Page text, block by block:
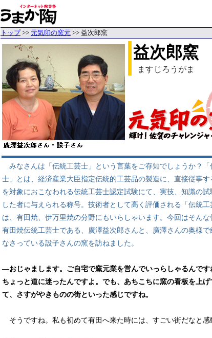
トップ>> 元気印の窯元 >> 益次郎窯
益次郎窯
ますじろうがま
みなさんは「伝統工芸士」という言葉をご存知でしょうか？「
士」とは、経済産業大臣指定伝統的工芸品の製造に、直接従事す
を対象におこなわれる伝統工芸士認定試験にて、実技、知識の試
した者に与えられる称号。技術者として高く評価される「伝統工
は、有田焼、伊万里焼の分野にもいらしゃいます。今回はそんな
有田焼伝統工芸士である、廣澤益次郎さんと、廣澤さんの奥様で
なさっている設子さんの窯を訪ねました。
―おじゃまします。ご自宅で窯元業を営んでいっらしゃるんです
ちょっと道に迷ったんですよ。でも、あちこちに窯の看板を上
て、さすがやきものの街といった感じですね。
そうですね。私も初めて有田へ来た時には、すごい街だなと感